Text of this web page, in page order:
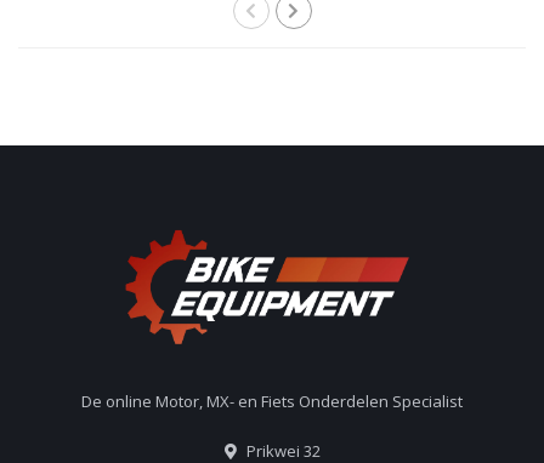
De online Motor, MX- en Fiets Onderdelen Specialist
Prikwei 32